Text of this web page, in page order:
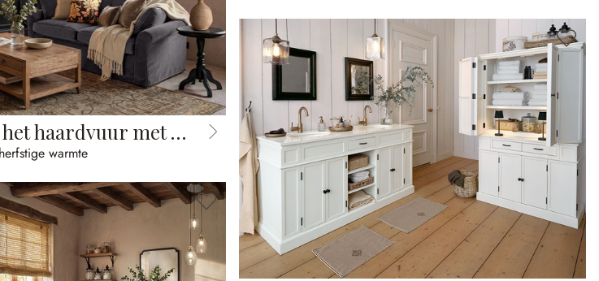
Een avond bij het haardvuur met karakter
warmte